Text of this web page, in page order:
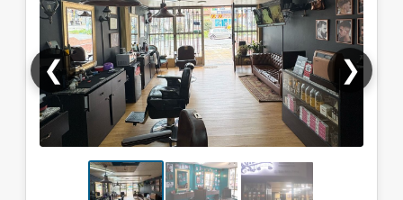
❮ ❯